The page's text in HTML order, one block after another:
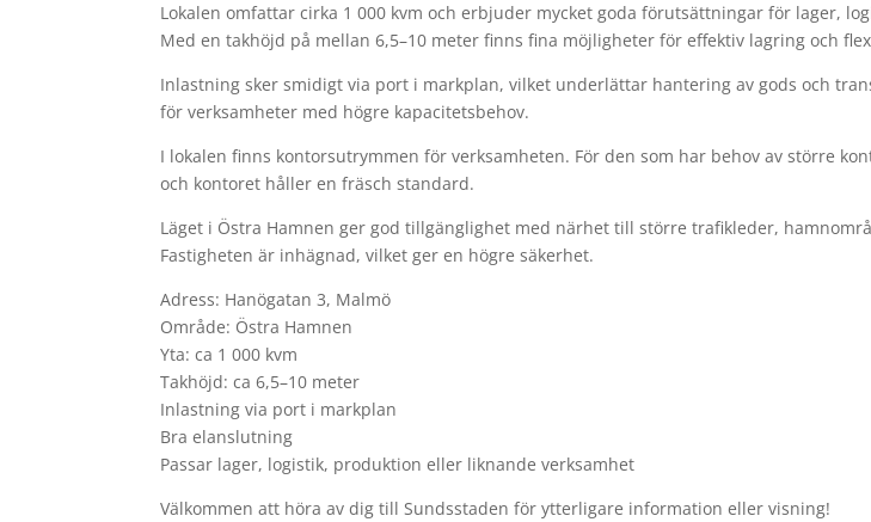
Lokalen omfattar cirka 1 000 kvm och erbjuder mycket goda förutsättningar för lager,
Med en takhöjd på mellan 6,5–10 meter finns fina möjligheter för effektiv lagring och
Inlastning sker smidigt via port i markplan, vilket underlättar hantering av gods och
för verksamheter med högre kapacitetsbehov.
I lokalen finns kontorsutrymmen för verksamheten. För den som har behov av större
och kontoret håller en fräsch standard.
Läget i Östra Hamnen ger god tillgänglighet med närhet till större trafikleder,
Fastigheten är inhägnad, vilket ger en högre säkerhet.
Adress: Hanögatan 3, Malmö
Område: Östra Hamnen
Yta: ca 1 000 kvm
Takhöjd: ca 6,5–10 meter
Inlastning via port i markplan
Bra elanslutning
Passar lager, logistik, produktion eller liknande verksamhet
Välkommen att höra av dig till Sundsstaden för ytterligare information eller visning!